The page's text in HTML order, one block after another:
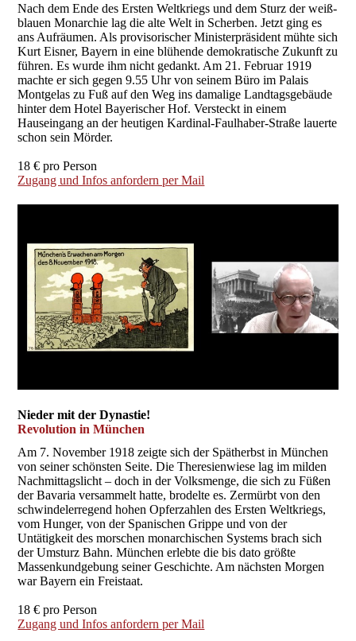
Nach dem Ende des Ersten Weltkriegs und dem Sturz der weiß-
blauen Monarchie lag die alte Welt in Scherben. Jetzt ging es
ans Aufräumen. Als provisorischer Ministerpräsident mühte sich
Kurt Eisner, Bayern in eine blühende demokratische Zukunft zu
führen. Es wurde ihm nicht gedankt. Am 21. Februar 1919
machte er sich gegen 9.55 Uhr von seinem Büro im Palais
Montgelas zu Fuß auf den Weg ins damalige Landtagsgebäude
hinter dem Hotel Bayerischer Hof. Versteckt in einem
Hauseingang an der heutigen Kardinal-Faulhaber-Straße lauerte
schon sein Mörder.
18 € pro Person
Zugang und Infos anfordern per Mail
Nieder mit der Dynastie!
Revolution in München
Am 7. November 1918 zeigte sich der Spätherbst in München
von seiner schönsten Seite. Die Theresienwiese lag im milden
Nachmittagslicht – doch in der Volksmenge, die sich zu Füßen
der Bavaria versammelt hatte, brodelte es. Zermürbt von den
schwindelerregend hohen Opferzahlen des Ersten Weltkriegs,
vom Hunger, von der Spanischen Grippe und von der
Untätigkeit des morschen monarchischen Systems brach sich
der Umsturz Bahn. München erlebte die bis dato größte
Massenkundgebung seiner Geschichte. Am nächsten Morgen
war Bayern ein Freistaat.
18 € pro Person
Zugang und Infos anfordern per Mail